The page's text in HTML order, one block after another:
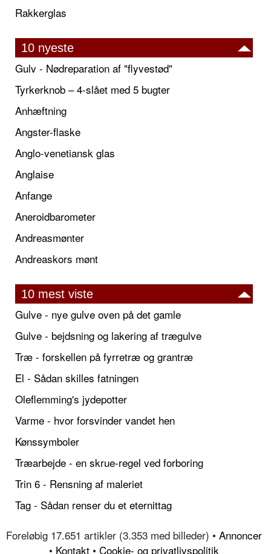
Rakkerglas
10 nyeste
Gulv - Nødreparation af "flyvestød"
Tyrkerknob – 4-slået med 5 bugter
Anhæftning
Angster-flaske
Anglo-venetiansk glas
Anglaise
Anfange
Aneroidbarometer
Andreasmønter
Andreaskors mønt
10 mest viste
Gulve - nye gulve oven på det gamle
Gulve - bejdsning og lakering af trægulve
Træ - forskellen på fyrretræ og grantræ
El - Sådan skilles fatningen
Oleflemming's jydepotter
Varme - hvor forsvinder vandet hen
Kønssymboler
Træarbejde - en skrue-regel ved forboring
Trin 6 - Rensning af maleriet
Tag - Sådan renser du et eternittag
Foreløbig 17.651 artikler (3.353 med billeder) • Annoncer
• Kontakt • Cookie- og privatlivspolitik